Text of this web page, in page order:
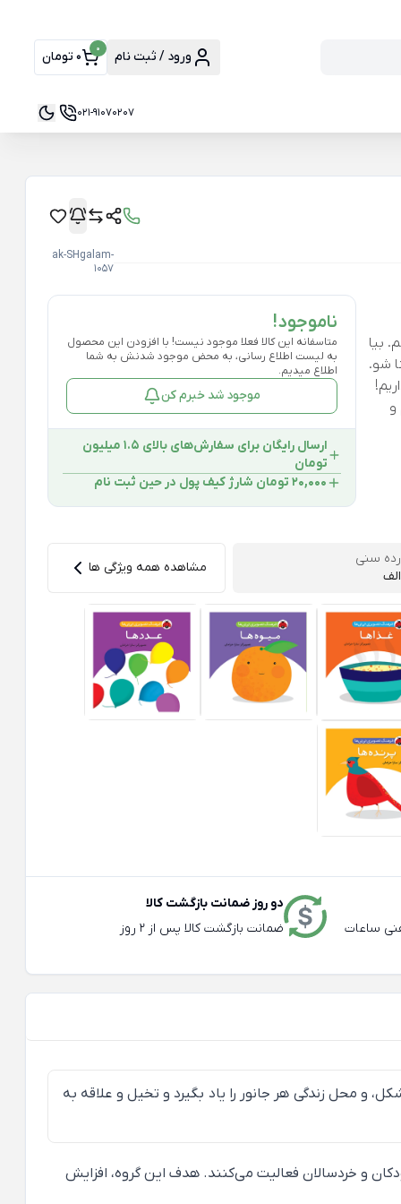
ورود / ثبت نام 0 0 تومان
021-91070207
ak-SHgalam-
1057
بیا
شو.
و
ناموجود!
متاسفانه این کالا فعلا موجود نیست! با افزودن این محصول
به لیست اطلاع رسانی، به محض موجود شدنش به شما
اطلاع میدیم.
موجود شد خبرم کن
ارسال رایگان برای سفارش‌های بالای 1.5 میلیون
تومان
۲۰,۰۰۰ تومان شارژ کیف پول در حین ثبت ‌نام
رده سنی
الف
مشاهده همه ویژگی ها
و تلفنی ساعات
دو روز ضمانت بازگشت کالا
ضمانت بازگشت کالا پس از 2 روز
و محل زندگی هر جانور را یاد بگیرد و تخیل و علاقه به
و خردسالان فعالیت می‌کنند. هدف این گروه، افزایش